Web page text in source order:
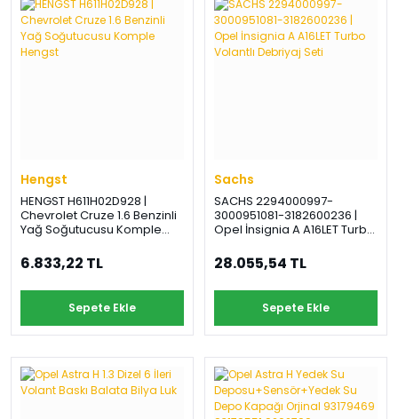
Hengst
HENGST H611H02D928 |
Chevrolet Cruze 1.6 Benzinli
Yağ Soğutucusu Komple
6.833,22 TL
Sepete Ekle
Sachs
SACHS 2294000997-
3000951081-3182600236 |
Opel İnsignia A A16LET Turbo
28.055,54 TL
Sepete Ekle